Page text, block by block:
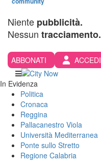
Niente pubblicità.
Nessun tracciamento.
ABBONATI ACCEDI
In Evidenza
Politica
Cronaca
Reggina
Pallacanestro Viola
Università Mediterranea
Ponte sullo Stretto
Regione Calabria